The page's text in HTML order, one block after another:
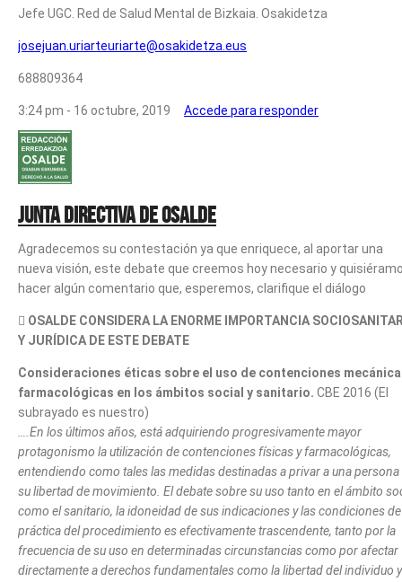
Jefe UGC. Red de Salud Mental de Bizkaia. Osakidetza
josejuan.uriarteuriarte@osakidetza.eus
688809364
3:24 pm - 16 octubre, 2019 Accede para responder
Junta Directiva de Osalde
Agradecemos su contestación ya que enriquece, al aportar una
nueva visión, este debate que creemos hoy necesario y
hacer algún comentario que, esperemos, clarifique el diálogo
 OSALDE CONSIDERA LA ENORME IMPORTANCIA
Y JURÍDICA DE ESTE DEBATE
Consideraciones éticas sobre el uso de contenciones
farmacológicas en los ámbitos social y sanitario. CBE 2016 (El
subrayado es nuestro)
….En los últimos años, está adquiriendo progresivamente mayor
protagonismo la utilización de contenciones físicas y farmacológicas,
entendiendo como tales las medidas destinadas a privar a una persona
su libertad de movimiento. El debate sobre su uso tanto en el ámbito
como el sanitario, la idoneidad de sus indicaciones y las condiciones
práctica del procedimiento es efectivamente trascendente, tanto por la
frecuencia de su uso en determinadas circunstancias como por afectar
directamente a derechos fundamentales como la libertad del individuo